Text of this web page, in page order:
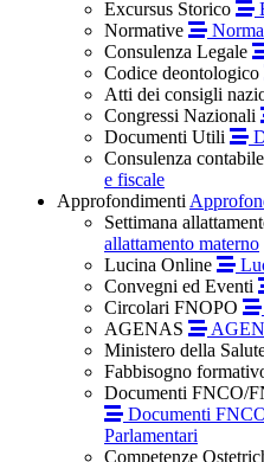
Excursus Storico
Normative
Consulenza Legale
Codice deontologico
Atti dei consigli
Congressi Nazionali
Documenti Utili
Consulenza
e fiscale
Approfondimenti
Settimana
allattamento materno
Lucina Online
Convegni ed Eventi
Circolari FNOPO
AGENAS
Ministero della
Fabbisogno
Documenti FNCO/
Documenti
Parlamentari
Competenze